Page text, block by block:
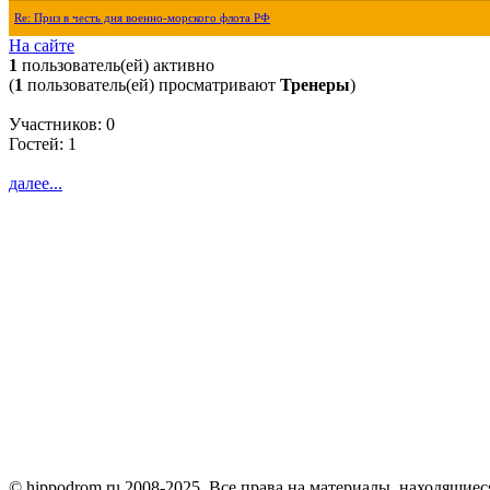
Re: Приз в честь дня военно-морского флота РФ
На сайте
1 пользователь(ей) активно
(1 пользователь(ей) просматривают Тренеры)
Участников: 0
Гостей: 1
далее...